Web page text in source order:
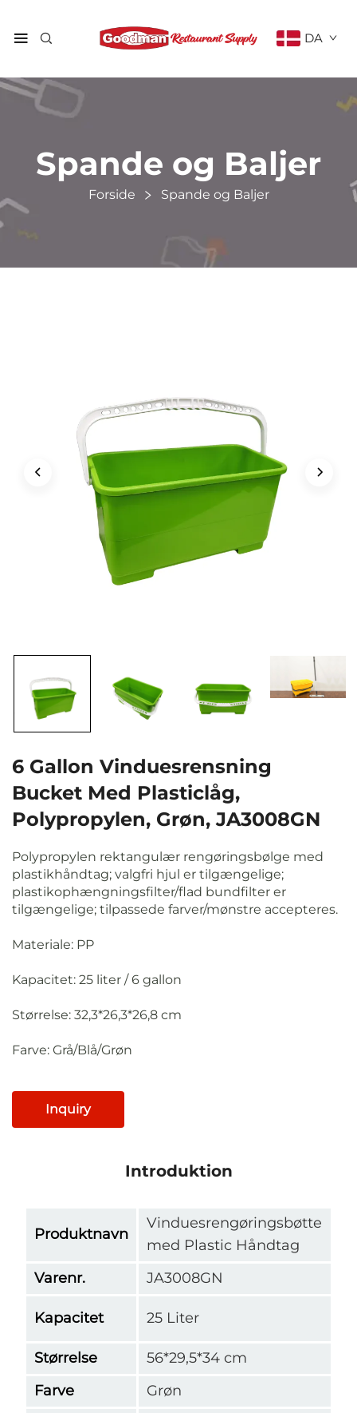
DA
Spande og Baljer
Forside Spande og Baljer
6 Gallon Vinduesrensning
Bucket Med Plasticlåg,
Polypropylen, Grøn, JA3008GN
Polypropylen rektangulær rengøringsbølge med
plastikhåndtag; valgfri hjul er tilgængelige;
plastikophængningsfilter/flad bundfilter er
tilgængelige; tilpassede farver/mønstre accepteres.
Materiale: PP
Kapacitet: 25 liter / 6 gallon
Størrelse: 32,3*26,3*26,8 cm
Farve: Grå/Blå/Grøn
Inquiry
Introduktion
Produktnavn
Vinduesrengøringsbøtte
med Plastic Håndtag
Varenr.
JA3008GN
Kapacitet 25 Liter
Størrelse
56*29,5*34 cm
Farve
Grøn